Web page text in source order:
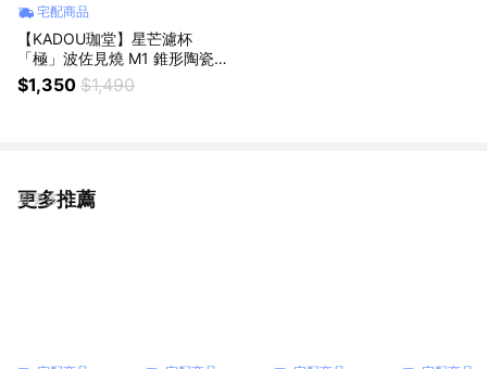
宅配商品
【KADOU珈堂】星芒濾杯
「極」波佐見燒 M1 錐形陶瓷濾
杯 /日本製/手沖咖啡濾杯/陶瓷/
錐形濾杯
$1,350 $1,490
更多推薦
看更多